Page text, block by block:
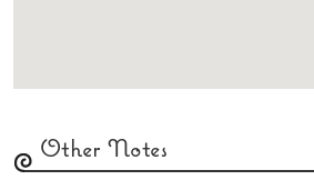
Other Notes